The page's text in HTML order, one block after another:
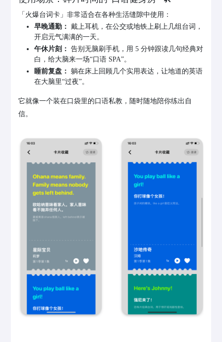
「火爆台词卡」非常适合在各种生活缝隙中使用：
早晚通勤： 戴上耳机，在公交或地铁上刷上几组台词，
开启元气满满的一天。
午休片刻： 告别无脑刷手机，用 5 分钟跟读几句经典对
白，给大脑来一场“口语 SPA”。
睡前复盘： 躺在床上回顾几个实用表达，让地道的英语
在大脑里“过夜”。
它就像一个装在口袋里的口语私教，随时随地陪你练出自
信。